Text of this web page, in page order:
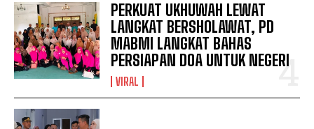
PERKUAT UKHUWAH LEWAT
LANGKAT BERSHOLAWAT, PD
MABMI LANGKAT BAHAS
PERSIAPAN DOA UNTUK NEGERI
VIRAL